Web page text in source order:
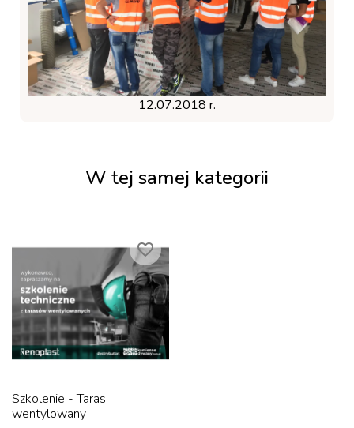
12.07.2018 r.
W tej samej kategorii
favorite_border
Szkolenie - Taras
wentylowany